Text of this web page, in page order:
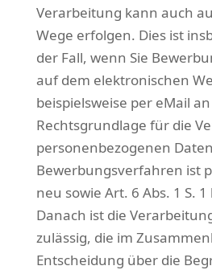
Verarbeitung kann auch
Wege erfolgen. Dies ist
der Fall, wenn Sie
auf dem elektronischen
beispielsweise per eMail
Rechtsgrundlage für die
personenbezogenen
Bewerbungsverfahren ist
neu sowie Art. 6 Abs. 1 S. 1
Danach ist die
zulässig, die im
Entscheidung über die